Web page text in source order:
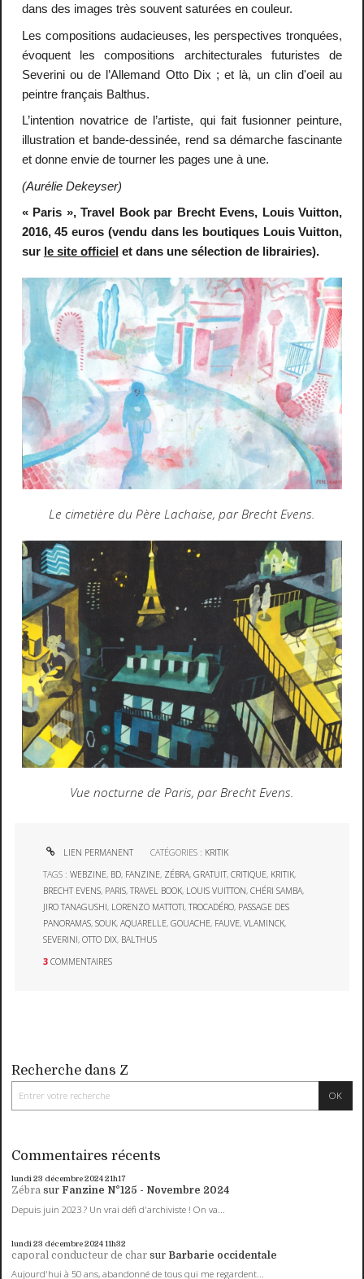
dans des images très souvent saturées en couleur.
Les compositions audacieuses, les perspectives tronquées,
évoquent les compositions architecturales futuristes de
Severini ou de l’Allemand Otto Dix ; et là, un clin d'oeil au
peintre français Balthus.
L’intention novatrice de l’artiste, qui fait fusionner peinture,
illustration et bande-dessinée, rend sa démarche fascinante
et donne envie de tourner les pages une à une.
(Aurélie Dekeyser)
« Paris », Travel Book par Brecht Evens, Louis Vuitton,
2016, 45 euros (vendu dans les boutiques Louis Vuitton,
sur le site officielet dans une sélection de librairies).
Le cimetière du Père Lachaise, par Brecht Evens.
Vue nocturne de Paris, par Brecht Evens.
LIEN PERMANENT CATÉGORIES : KRITIK
TAGS :WEBZINE, BD, FANZINE, ZÉBRA,GRATUIT,CRITIQUE, KRITIK,
BRECHT EVENS, PARIS,TRAVEL BOOK, LOUIS VUITTON,CHÉRI SAMBA,
JIRO TANAGUSHI, LORENZO MATTOTI,TROCADÉRO, PASSAGE DES
PANORAMAS,SOUK,AQUARELLE,GOUACHE, FAUVE,VLAMINCK,
SEVERINI,OTTO DIX, BALTHUS
3 COMMENTAIRES
Recherche dans Z
Commentaires récents
lundi 23 décembre 202421h17
Zébra sur Fanzine N°125 - Novembre 2024
Depuis juin 2023 ? Un vrai défi d'archiviste ! On va...
lundi 23 décembre 202411h32
caporal conducteur de char sur Barbarie occidentale
Aujourd'hui à 50 ans, abandonné de tous qui me regardent...